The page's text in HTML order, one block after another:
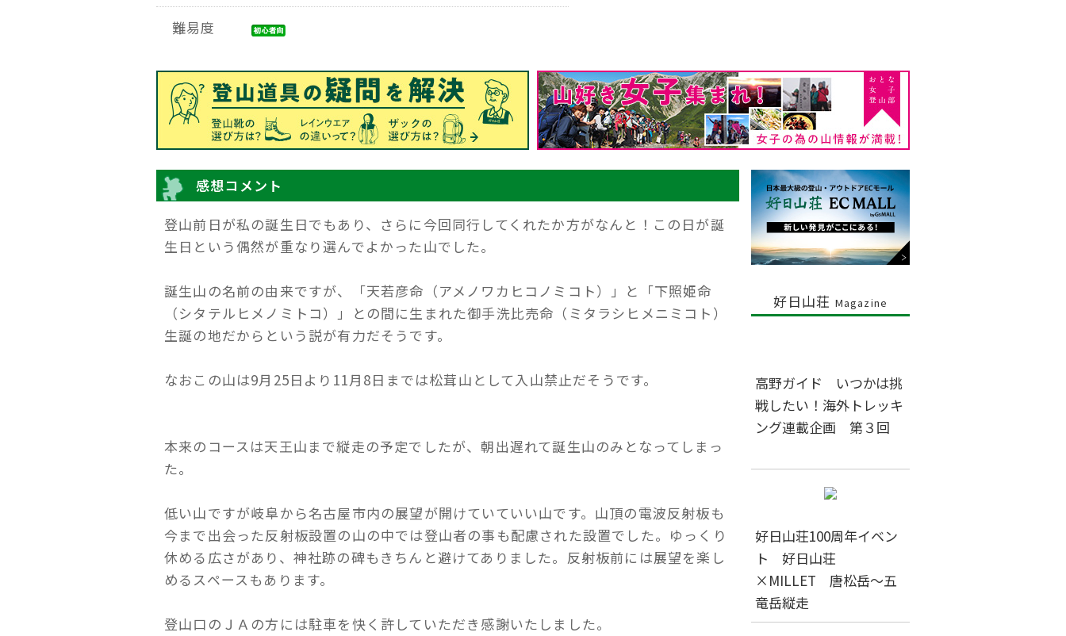
難易度
感想コメント
登山前日が私の誕生日でもあり、さらに今回同行してくれたか方がなんと！この日が誕
生日という偶然が重なり選んでよかった山でした。
誕生山の名前の由来ですが、「天若彦命（アメノワカヒコノミコト）」と「下照姫命
（シタテルヒメノミトコ）」との間に生まれた御手洗比売命（ミタラシヒメニミコト）
生誕の地だからという説が有力だそうです。
なおこの山は9月25日より11月8日までは松茸山として入山禁止だそうです。
本来のコースは天王山まで縦走の予定でしたが、朝出遅れて誕生山のみとなってしまっ
た。
低い山ですが岐阜から名古屋市内の展望が開けていていい山です。山頂の電波反射板も
今まで出会った反射板設置の山の中では登山者の事も配慮された設置でした。ゆっくり
休める広さがあり、神社跡の碑もきちんと避けてありました。反射板前には展望を楽し
めるスペースもあります。
登山口のＪＡの方には駐車を快く許していただき感謝いたしました。
好日山荘 Magazine
高野ガイド いつかは挑
戦したい！海外トレッキ
ング連載企画 第３回
好日山荘100周年イベン
ト 好日山荘
×MILLET 唐松岳～五
竜岳縦走